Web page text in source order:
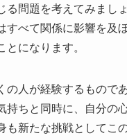
る問題を考えてみまし
べて関係に影響を及
になります。
の人が経験するもので
持ちと同時に、自分の
も新たな挑戦としてこ